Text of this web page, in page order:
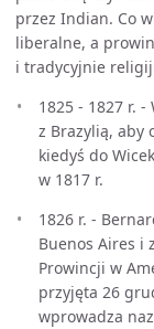
przez Indian. Co
liberalne, a
i tradycyjnie
1825 - 1827 r.
z Brazylią, aby
kiedyś do
w 1817 r.
1826 r. -
Buenos Aires i
Prowincji w
przyjęta 26
wprowadza